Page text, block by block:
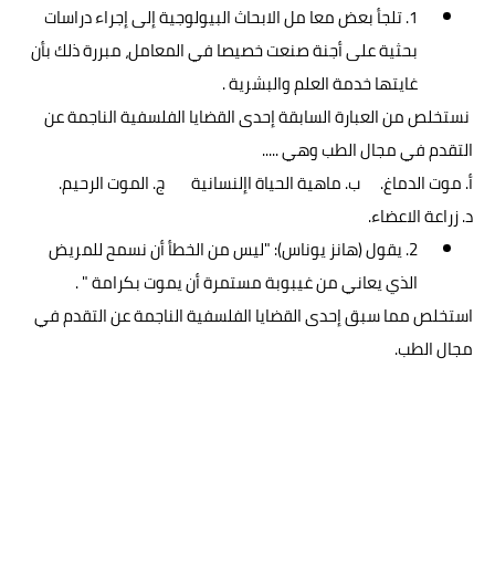
1. تلجأ بعض معا مل الابحاث البيولوجية إلى إجراء دراسات
بحثية على أجنة صنعت خصيصا في المعامل، مبررة ذلك بأن
غايتها خدمة العلم والبشرية .
نستخلص من العبارة السابقة إحدى القضايا الفلسفية الناجمة عن
التقدم في مجال الطب وهي .....
أ. موت الدماغ. ب. ماهية الحياة اإلنسانية ج. الموت الرحيم.
د. زراعة الاعضاء.
2. يقول (هانز يوناس): "ليس من الخطأ أن نسمح للمريض
الذي يعاني من غيبوبة مستمرة أن يموت بكرامة " .
استخلص مما سبق إحدى القضايا الفلسفية الناجمة عن التقدم في
مجال الطب.